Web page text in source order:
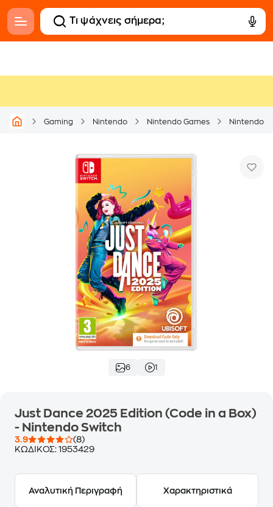
Gaming Nintendo Nintendo Games Nintendo
6 1
Just Dance 2025 Edition (Code in a Box)
- Nintendo Switch
3.9
(8)
ΚΩΔΙΚΟΣ: 1953429
Αναλυτική Περιγραφή Χαρακτηριστικά